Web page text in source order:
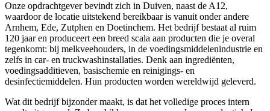
Onze opdrachtgever bevindt zich in Duiven, naast de A12,
waardoor de locatie uitstekend bereikbaar is vanuit onder andere
Arnhem, Ede, Zutphen en Doetinchem. Het bedrijf bestaat al ruim
120 jaar en produceert een breed scala aan producten die je overal
tegenkomt: bij melkveehouders, in de voedingsmiddelenindustrie en
zelfs in car- en truckwashinstallaties. Denk aan ingrediënten,
voedingsadditieven, basischemie en reinigings- en
desinfectiemiddelen. Hun producten worden wereldwijd geleverd.
Wat dit bedrijf bijzonder maakt, is dat het volledige proces intern